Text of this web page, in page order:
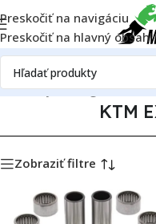
Preskočiť na navigáciu
Preskočiť na hlavný obsah
dielyKatalóg motoriek
KTM
Zobraziť filtre